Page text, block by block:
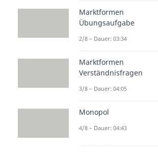
beispielsweise
einführen, um
externen Effekt
Ein gutes
Großstädten.
Verkehrszonen
einer bestimmten
Abgasplakette
dürfen, deren
Marktformen
Übungsaufgabe
2/8 – Dauer: 03:34
Marktformen
Verständnisfragen
3/8 – Dauer: 04:05
Monopol
4/8 – Dauer: 04:43